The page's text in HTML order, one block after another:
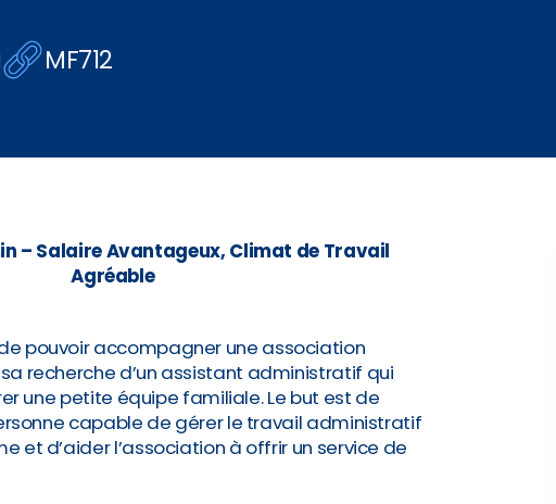
MF712
– Salaire Avantageux, Climat de Travail
Agréable
pouvoir accompagner une association
recherche d’un assistant administratif qui
une petite équipe familiale. Le but est de
capable de gérer le travail administratif
et d’aider l’association à offrir un service de